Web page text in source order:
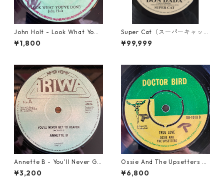
John Holt - Look What Yo
u've Done【7-21817】
¥1,800
Super Cat（スーパーキャッ
ト） - Don Dada【7inch】
¥99,999
Annette B - You'll Never Ge
t To Heaven【12-50058】
¥3,200
Ossie And The Upsetters -
True Love【7-22000】
¥6,800